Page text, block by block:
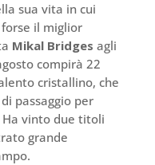
sua vita in cui
il miglior
Mikal Bridges agli
compirà 22
cristallino, che
passaggio per
vinto due titoli
grande